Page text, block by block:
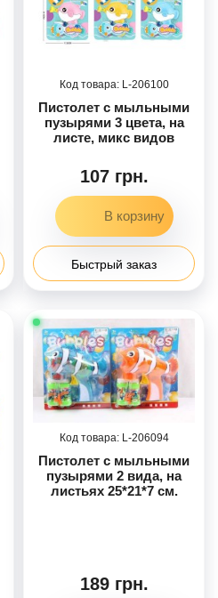
206100
Пистолет с мыльными
пузырями 3 цвета, на
листе, микс видов
107 грн.
Быстрый заказ
206094
Пистолет с мыльными
пузырями 2 вида, на
листьях 25*21*7 см.
189 грн.